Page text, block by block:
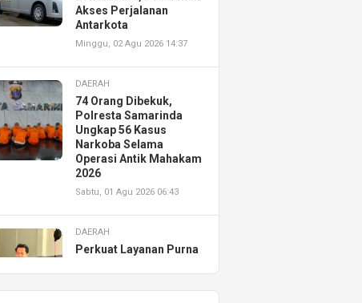
Akses Perjalanan
Antarkota
Minggu, 02 Agu 2026 14:37
DAERAH
74 Orang Dibekuk,
Polresta Samarinda
Ungkap 56 Kasus
Narkoba Selama
Operasi Antik Mahakam
2026
Sabtu, 01 Agu 2026 06:43
DAERAH
Perkuat Layanan Purna
Resmikan AHASS